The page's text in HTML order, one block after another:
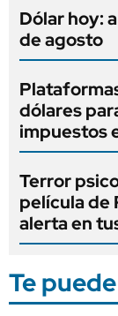
Dólar hoy:
de agosto
dólares
impuestos
Terror
película de
alerta en
Te